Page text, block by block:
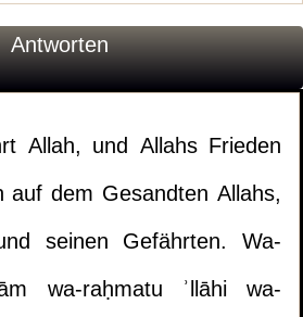
Antworten
Allah, und Allahs Frieden
auf dem Gesandten Allahs,
seinen Gefährten. Wa-
wa-raḥmatu ʾllāhi wa-